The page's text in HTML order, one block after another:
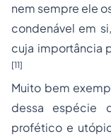
nem sempre ele
condenável em
cuja importância
[11]
Muito bem
dessa espécie
profético e